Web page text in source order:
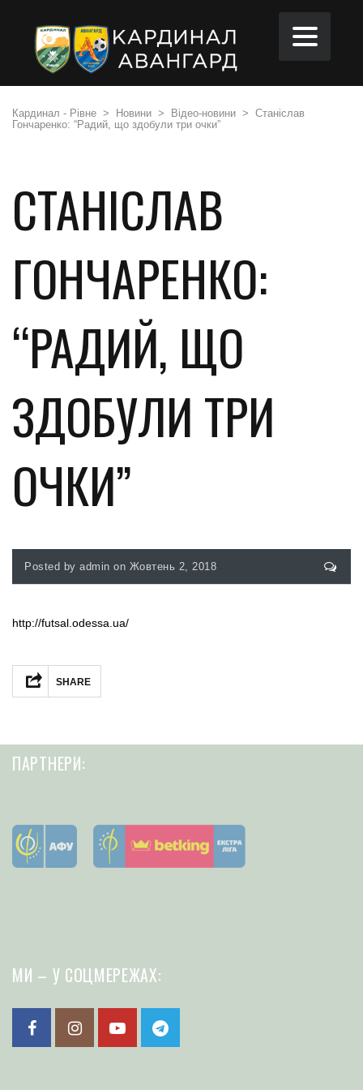
Кардинал - Рівне > Новини > Відео-новини > Станіслав
Гончаренко: “Радий, що здобули три очки”
СТАНІСЛАВ
ГОНЧАРЕНКО:
“РАДИЙ, ЩО
ЗДОБУЛИ ТРИ
ОЧКИ”
Posted by admin on Жовтень 2, 2018
http://futsal.odessa.ua/
SHARE
ПАРТНЕРИ:
МИ – У СОЦМЕРЕЖАХ: